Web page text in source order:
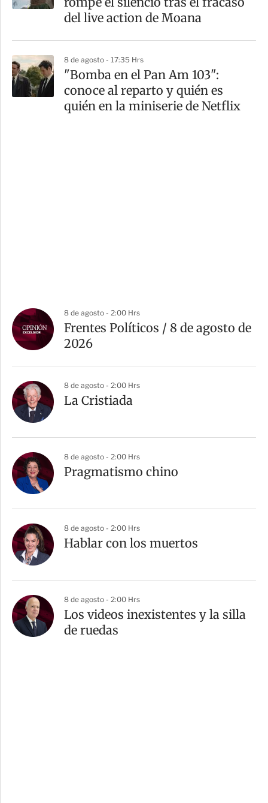
del live action de Moana
8 de agosto - 17:35 Hrs
"Bomba en el Pan Am 103":
conoce al reparto y quién es
quién en la miniserie de Netflix
8 de agosto - 2:00 Hrs
Frentes Políticos / 8 de agosto de
2026
8 de agosto - 2:00 Hrs
La Cristiada
8 de agosto - 2:00 Hrs
Pragmatismo chino
8 de agosto - 2:00 Hrs
Hablar con los muertos
8 de agosto - 2:00 Hrs
Los videos inexistentes y la silla
de ruedas